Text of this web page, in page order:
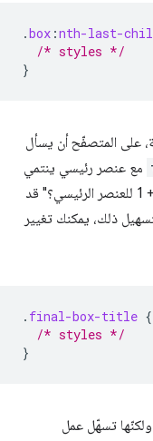
.box :nth-last-
/* styles */
}
على المتصفّح أن يسأل
مع عنصر رئيسي ينتمي
وهو العنصر الثانوي رقم (n-) + 1 للعنصر الرئيسي؟" قد
ذلك، يمكنك تغيير
. final-box-title {
/* styles */
}
ولكنّها تسهّل عمل